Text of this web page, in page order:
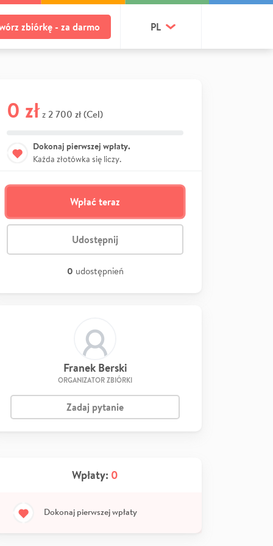
zbiórkę - za darmo PL
0 zł z 2 700 zł (Cel)
Dokonaj pierwszej wpłaty.
Każda złotówka się liczy.
Wpłać teraz
Udostępnij
0 udostępnień
Franek Berski
ORGANIZATOR ZBIÓRKI
Zadaj pytanie
Wpłaty: 0
Dokonaj pierwszej wpłaty